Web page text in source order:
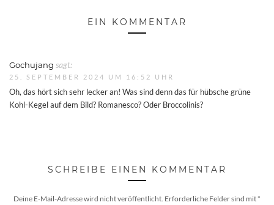
EIN KOMMENTAR
Gochujang sagt:
25. SEPTEMBER 2024 UM 16:52 UHR
Oh, das hört sich sehr lecker an! Was sind denn das für hübsche grüne
Kohl-Kegel auf dem Bild? Romanesco? Oder Broccolinis?
SCHREIBE EINEN KOMMENTAR
Deine E-Mail-Adresse wird nicht veröffentlicht. Erforderliche Felder sind mit *